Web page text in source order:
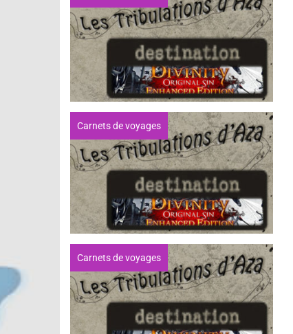
Carnets de voyages
Carnets de voyages